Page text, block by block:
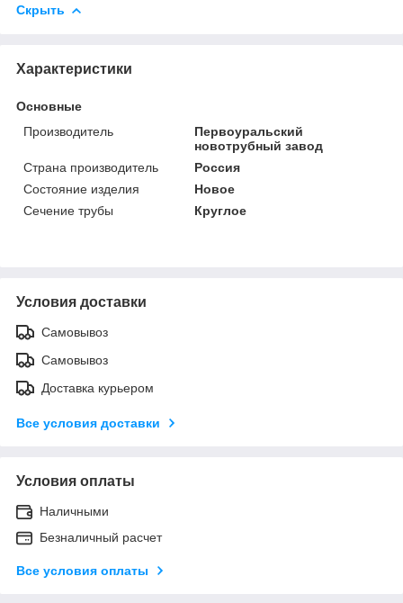
Скрыть
Характеристики
Основные
Производитель
Первоуральский
новотрубный завод
Страна производитель
Россия
Состояние изделия
Новое
Сечение трубы
Круглое
Условия доставки
Самовывоз
Самовывоз
Доставка курьером
Все условия доставки
Условия оплаты
Наличными
Безналичный расчет
Все условия оплаты